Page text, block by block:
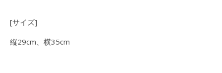
[サイズ]
縦29cm、横35cm